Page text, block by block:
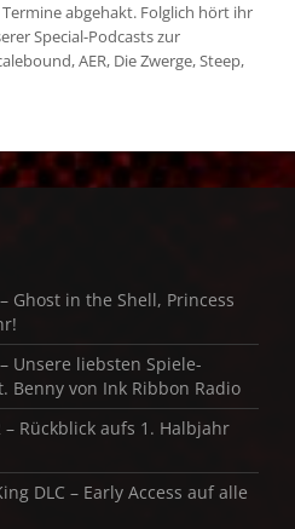
abgehakt. Folglich hört ihr
Special-Podcasts zur
AER, Die Zwerge, Steep,
Ghost in the Shell, Princess
Unsere liebsten Spiele-
Benny von Ink Ribbon Radio
– Rückblick aufs 1. Halbjahr
DLC – Early Access auf alle